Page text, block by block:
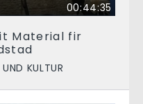
00:44:35
Material fir
KULTUR